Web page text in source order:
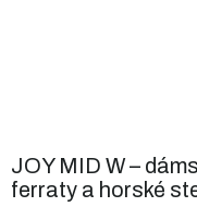
JOY MID W –
ferraty a horské